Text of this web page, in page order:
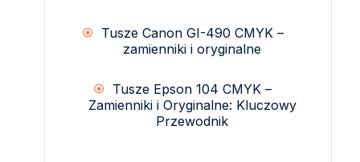
Tusze Canon GI-490 CMYK –
zamienniki i oryginalne
Tusze Epson 104 CMYK –
Zamienniki i Oryginalne: Kluczowy
Przewodnik